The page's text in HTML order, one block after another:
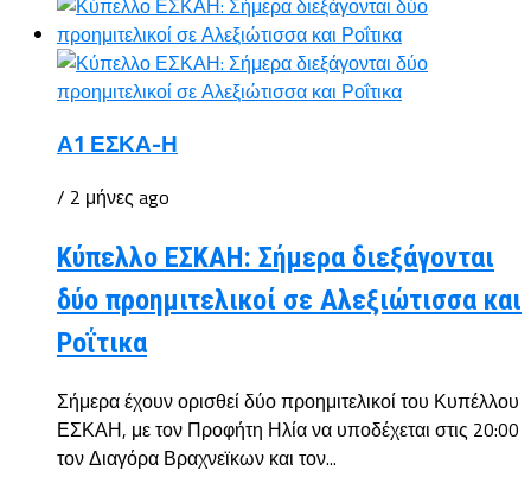
Α1 ΕΣΚΑ-Η
/ 2 μήνες ago
Κύπελλο ΕΣΚΑΗ: Σήμερα διεξάγονται
δύο προημιτελικοί σε Αλεξιώτισσα και
Ροΐτικα
Σήμερα έχουν ορισθεί δύο προημιτελικοί του Κυπέλλου
ΕΣΚΑΗ, με τον Προφήτη Ηλία να υποδέχεται στις 20:00
τον Διαγόρα Βραχνεϊκων και τον...